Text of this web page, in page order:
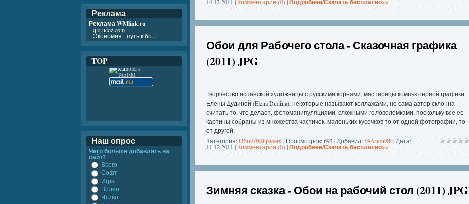
Подробнее/Скачать бесплатно>>
Обои для Рабочего стола - Сказочная графика
(2011) JPG
Творчество испанской художницы с русскими корнями, мастерицы компьютерной графики
Елены Дудиной (Elena Dudina), некоторые называют коллажами, но сама автор склонна
считать то, что делает, фотоманипуляциями, сложными головоломками, поскольку все ее
картины собраны из множества частичек, маленьких кусочков то от одной фотографии, то
от другой.
Категория:Обои/Wallpapers | Просмотров: 693 | Добавил: 19Anton98| Дата:
11.12.2011 | Комментарии (0)|Подробнее/Скачать бесплатно>>
Зимняя сказка - Обои на рабочий стол (2011) JPG
Реклама
Реклама WMlink.ru
- qiq.ucoz.com
- Экономия - путь к бо...
TOP
Наш опрос
Чего больше добавлять на
сайт?
Всего
Софт
Игры
Видео
Чтиво